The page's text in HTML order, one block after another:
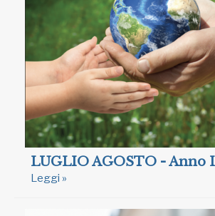
LUGLIO AGOSTO - Anno
Leggi »